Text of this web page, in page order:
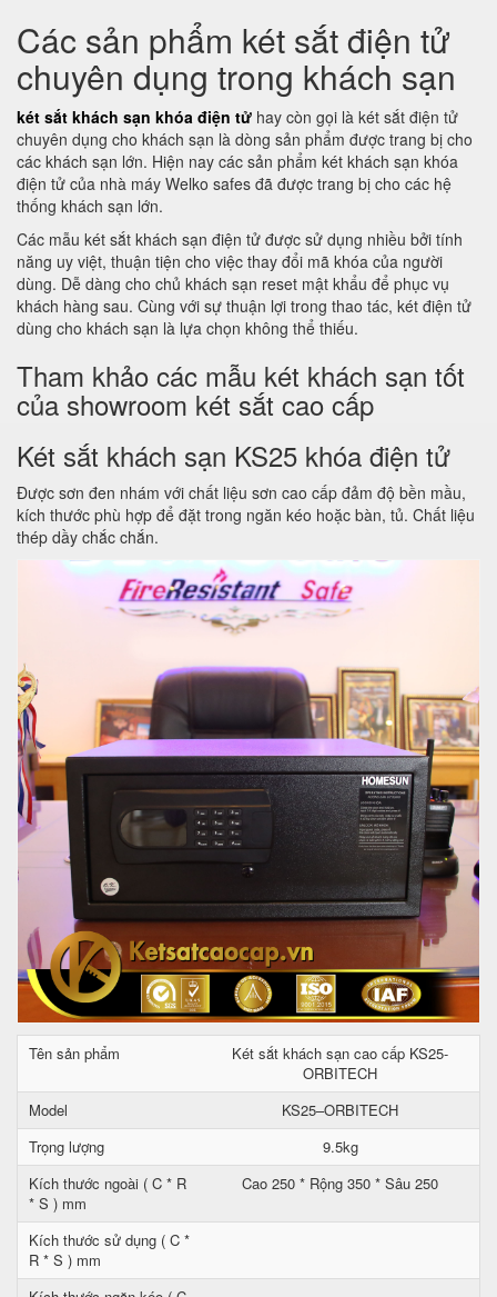
Các sản phẩm két sắt điện tử
chuyên dụng trong khách sạn
két sắt khách sạn khóa điện tử hay còn gọi là két sắt điện tử
chuyên dụng cho khách sạn là dòng sản phẩm được trang bị cho
các khách sạn lớn. Hiện nay các sản phẩm két khách sạn khóa
điện tử của nhà máy Welko safes đã được trang bị cho các hệ
thống khách sạn lớn.
Các mẫu két sắt khách sạn điện tử được sử dụng nhiều bởi tính
năng uy việt, thuận tiện cho việc thay đổi mã khóa của người
dùng. Dễ dàng cho chủ khách sạn reset mật khẩu để phục vụ
khách hàng sau. Cùng với sự thuận lợi trong thao tác, két điện tử
dùng cho khách sạn là lựa chọn không thể thiếu.
Tham khảo các mẫu két khách sạn tốt
của showroom két sắt cao cấp
Két sắt khách sạn KS25 khóa điện tử
Được sơn đen nhám với chất liệu sơn cao cấp đảm độ bền mầu,
kích thước phù hợp để đặt trong ngăn kéo hoặc bàn, tủ. Chất liệu
thép dầy chắc chắn.
Tên sản phẩm
Két sắt khách sạn cao cấp KS25-
ORBITECH
Model
KS25–ORBITECH
Trọng lượng
9.5kg
Kích thước ngoài ( C * R
* S ) mm
Cao 250 * Rộng 350 * Sâu 250
Kích thước sử dụng ( C *
R * S ) mm